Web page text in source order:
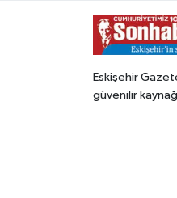
Eskişehir
güvenilir